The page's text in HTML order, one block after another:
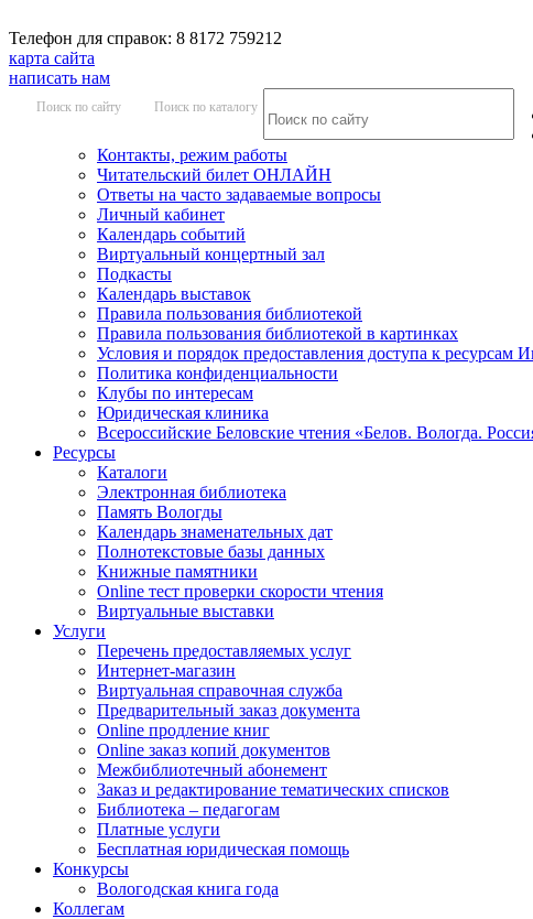
Телефон для справок: 8 8172 759212
карта сайта
написать нам
Поиск по сайту Поиск по каталогу
Контакты, режим работы
Читательский билет ОНЛАЙН
Ответы на часто задаваемые вопросы
Личный кабинет
Календарь событий
Виртуальный концертный зал
Подкасты
Календарь выставок
Правила пользования библиотекой
Правила пользования библиотекой в картинках
Условия и порядок предоставления доступа к ресурсам
Политика конфиденциальности
Клубы по интересам
Юридическая клиника
Всероссийские Беловские чтения «Белов. Вологда.
Ресурсы
Каталоги
Электронная библиотека
Память Вологды
Календарь знаменательных дат
Полнотекстовые базы данных
Книжные памятники
Online тест проверки скорости чтения
Виртуальные выставки
Услуги
Перечень предоставляемых услуг
Интернет-магазин
Виртуальная справочная служба
Предварительный заказ документа
Online продление книг
Online заказ копий документов
Межбиблиотечный абонемент
Заказ и редактирование тематических списков
Библиотека – педагогам
Платные услуги
Бесплатная юридическая помощь
Конкурсы
Вологодская книга года
Коллегам